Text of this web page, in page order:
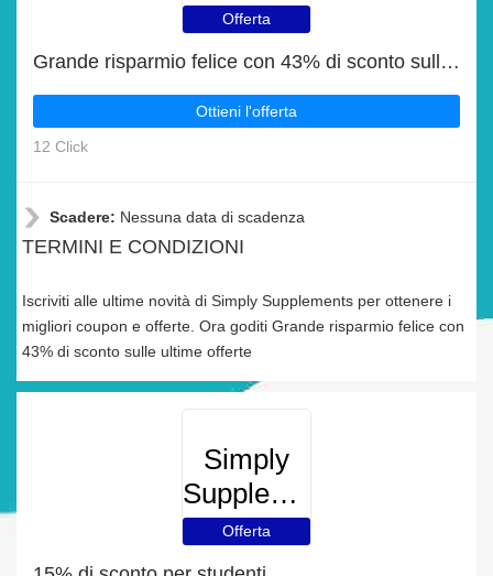
Offerta
Grande risparmio felice con 43% di sconto sulle ultime offerte
Ottieni l'offerta
12 Click
Scadere: Nessuna data di scadenza
TERMINI E CONDIZIONI
Iscriviti alle ultime novità di Simply Supplements per ottenere i
migliori coupon e offerte. Ora goditi Grande risparmio felice con
43% di sconto sulle ultime offerte
Simply
Supplements
Offerta